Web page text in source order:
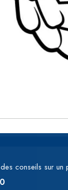
conseils sur